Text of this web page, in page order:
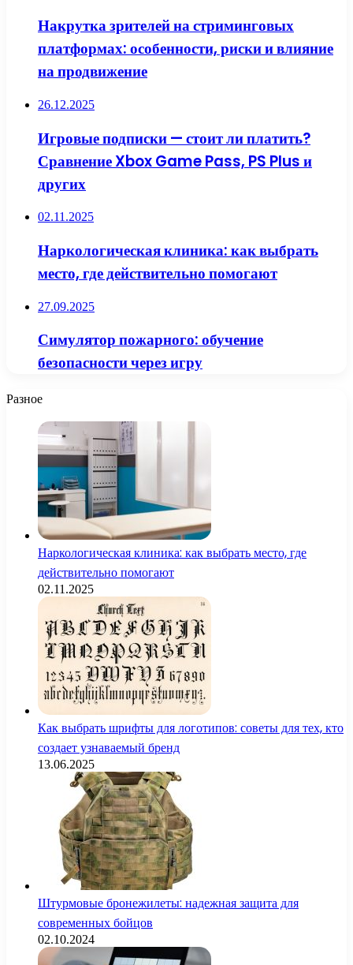
Накрутка зрителей на стриминговых
платформах: особенности, риски и влияние
на продвижение
26.12.2025
Игровые подписки — стоит ли платить?
Сравнение Xbox Game Pass, PS Plus и
других
02.11.2025
Наркологическая клиника: как выбрать
место, где действительно помогают
27.09.2025
Симулятор пожарного: обучение
безопасности через игру
Разное
Наркологическая клиника: как выбрать место, где
действительно помогают
02.11.2025
Как выбрать шрифты для логотипов: советы для тех, кто
создает узнаваемый бренд
13.06.2025
Штурмовые бронежилеты: надежная защита для
современных бойцов
02.10.2024